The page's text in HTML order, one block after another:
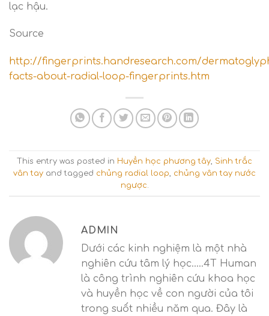
lạc hậu.
Source
http://fingerprints.handresearch.com/
facts-about-radial-loop-fingerprints.htm
This entry was posted in Huyền học phương tây Sinh trắc
vân tay and tagged chủng radial loop
chủng vân tay nước
ngược
ADMIN
Dưới các kinh nghiệm là một nhà
nghiên cứu tâm lý học.....4T Human
là công trình nghiên cứu khoa học
và huyền học về con người của tôi
trong suốt nhiều năm qua. Đây là